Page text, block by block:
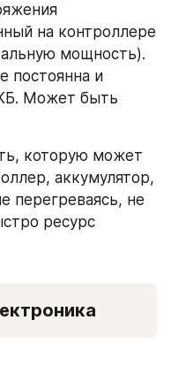
на контроллере
мощность).
постоянна и
Может быть
которую может
аккумулятор,
перегреваясь, не
ресурс